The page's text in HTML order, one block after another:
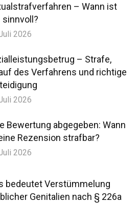
– Wann ist
sinnvoll?
2026
– Strafe,
des Verfahrens und richtige
2026
Bewertung abgegeben: Wann
Rezension strafbar?
2026
bedeutet Verstümmelung
Genitalien nach § 226a